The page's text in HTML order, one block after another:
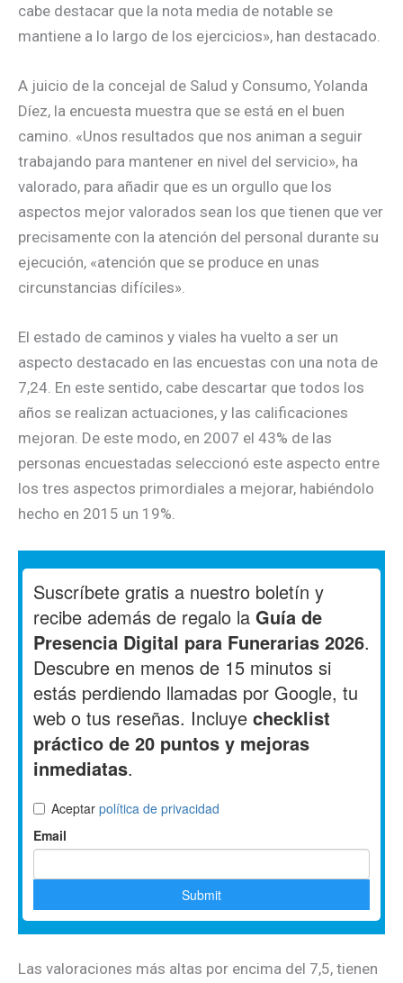
cabe destacar que la nota media de notable se
mantiene a lo largo de los ejercicios», han destacado.
A juicio de la concejal de Salud y Consumo, Yolanda
Díez, la encuesta muestra que se está en el buen
camino. «Unos resultados que nos animan a seguir
trabajando para mantener en nivel del servicio», ha
valorado, para añadir que es un orgullo que los
aspectos mejor valorados sean los que tienen que ver
precisamente con la atención del personal durante su
ejecución, «atención que se produce en unas
circunstancias difíciles».
El estado de caminos y viales ha vuelto a ser un
aspecto destacado en las encuestas con una nota de
7,24. En este sentido, cabe descartar que todos los
años se realizan actuaciones, y las calificaciones
mejoran. De este modo, en 2007 el 43% de las
personas encuestadas seleccionó este aspecto entre
los tres aspectos primordiales a mejorar, habiéndolo
hecho en 2015 un 19%.
Las valoraciones más altas por encima del 7,5, tienen